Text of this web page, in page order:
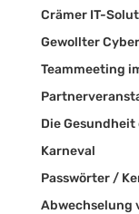
Crämer IT-
Gewollter
Teammeeting
Die
Karneval
Passwörter /
Abwechselung